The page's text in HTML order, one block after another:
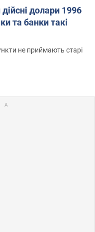
долари 1996
та банки такі
не приймають старі